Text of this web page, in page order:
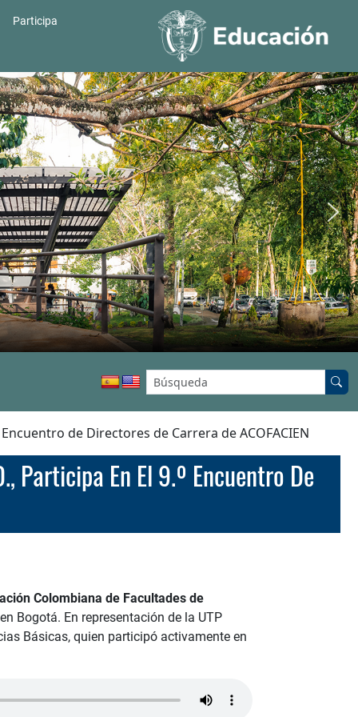
Participa
Buscar en el sitio:
de Directores de Carrera de ACOFACIEN
Colombiana de Facultades de
Bogotá. En representación de la UTP
Básicas, quien participó activamente en